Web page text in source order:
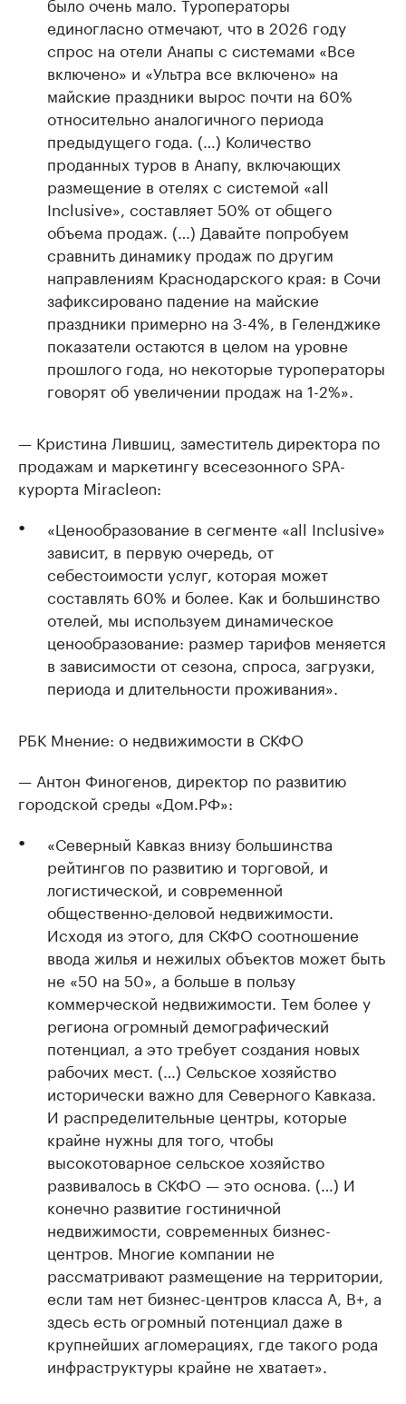
единогласно отмечают, что в 2026 году
спрос на отели Анапы с системами «Все
включено» и «Ультра все включено» на
майские праздники вырос почти на 60%
относительно аналогичного периода
предыдущего года. (…) Количество
проданных туров в Анапу, включающих
размещение в отелях с системой «аll
Inclusive», составляет 50% от общего
объема продаж. (…) Давайте попробуем
сравнить динамику продаж по другим
направлениям Краснодарского края: в Сочи
зафиксировано падение на майские
праздники примерно на 3-4%, в Геленджике
показатели остаются в целом на уровне
прошлого года, но некоторые туроператоры
говорят об увеличении продаж на 1-2%».
— Кристина Лившиц, заместитель директора по
продажам и маркетингу всесезонного SPA-
курорта Miracleon:
«Ценообразование в сегменте «аll Inclusive»
зависит, в первую очередь, от
себестоимости услуг, которая может
составлять 60% и более. Как и большинство
отелей, мы используем динамическое
ценообразование: размер тарифов меняется
в зависимости от сезона, спроса, загрузки,
периода и длительности проживания».
РБК Мнение: о недвижимости в СКФО
— Антон Финогенов, директор по развитию
городской среды «Дом.РФ»:
«Северный Кавказ внизу большинства
рейтингов по развитию и торговой, и
логистической, и современной
общественно-деловой недвижимости.
Исходя из этого, для СКФО соотношение
ввода жилья и нежилых объектов может быть
не «50 на 50», а больше в пользу
коммерческой недвижимости. Тем более у
региона огромный демографический
потенциал, а это требует создания новых
рабочих мест. (…) Сельское хозяйство
исторически важно для Северного Кавказа.
И распределительные центры, которые
крайне нужны для того, чтобы
высокотоварное сельское хозяйство
развивалось в СКФО — это основа. (…) И
конечно развитие гостиничной
недвижимости, современных бизнес-
центров. Многие компании не
рассматривают размещение на территории,
если там нет бизнес-центров класса А, В+, а
здесь есть огромный потенциал даже в
крупнейших агломерациях, где такого рода
инфраструктуры крайне не хватает».